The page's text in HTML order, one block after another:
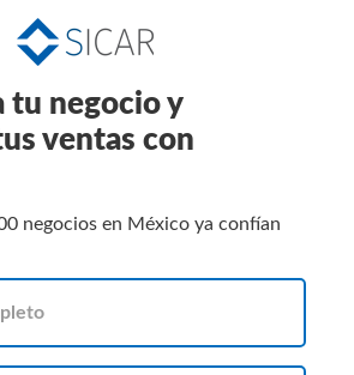
tu negocio y
ventas con
negocios en México ya confían